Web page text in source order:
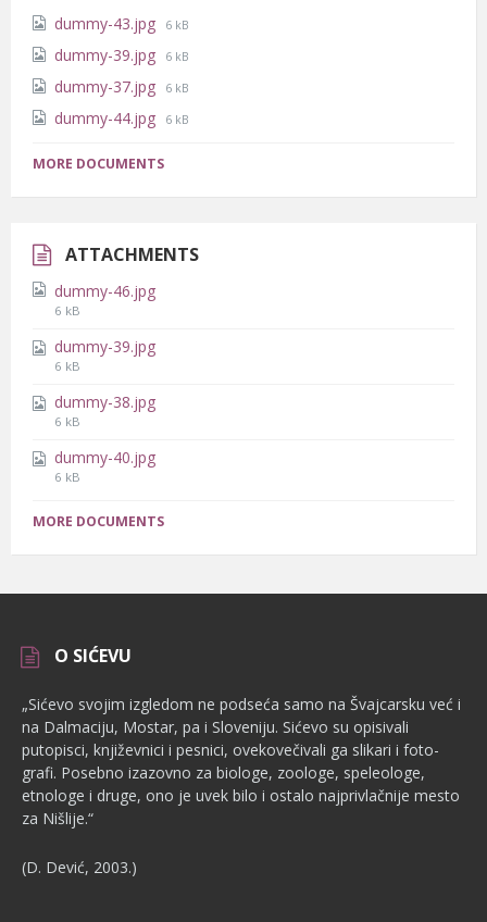
dummy-43.jpg File
6 kB
dummy-39.jpg File
6 kB
dummy-37.jpg File
6 kB
dummy-44.jpg File
6 kB
MORE DOCUMENTS
ATTACHMENTS
dummy-46.jpg
File
6 kB
dummy-39.jpg
File
6 kB
dummy-38.jpg
File
6 kB
dummy-40.jpg
File
6 kB
MORE DOCUMENTS
O SIĆEVU
„Sićevo svojim izgledom ne podseća samo na Švajcarsku već i
na Dalmaciju, Mostar, pa i Sloveniju. Sićevo su opisivali
putopisci, književnici i pesnici, ovekovečivali ga slikari i foto­
grafi. Posebno izazovno za biologe, zoologe, speleologe,
etnologe i dru­ge, ono je uvek bilo i ostalo najprivlačnije mesto
za Nišlije.“
(D. Dević, 2003.)